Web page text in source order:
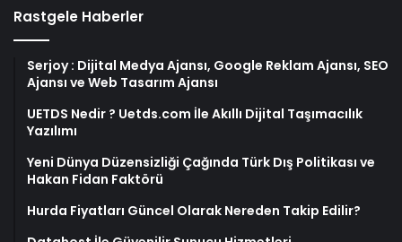
Rastgele Haberler
Serjoy : Dijital Medya Ajansı, Google Reklam Ajansı, SEO
Ajansı ve Web Tasarım Ajansı
UETDS Nedir ? Uetds.com İle Akıllı Dijital Taşımacılık
Yazılımı
Yeni Dünya Düzensizliği Çağında Türk Dış Politikası ve
Hakan Fidan Faktörü
Hurda Fiyatları Güncel Olarak Nereden Takip Edilir?